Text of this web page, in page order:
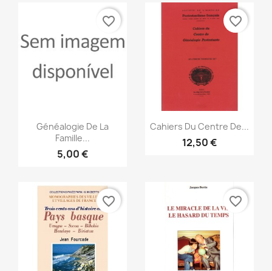
Vista rápida
Généalogie De La
Famille...
5,00 €
favorite_border
Vista rápida
Cahiers Du Centre De...
12,50 €
favorite_border
favorite_border favorite_border